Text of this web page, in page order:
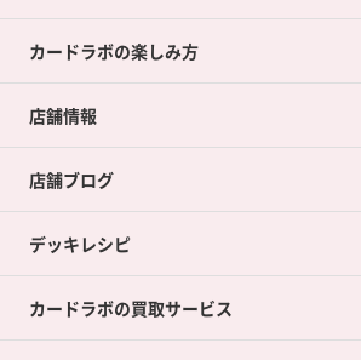
カードラボの楽しみ方
店舗情報
店舗ブログ
デッキレシピ
カードラボの買取サービス